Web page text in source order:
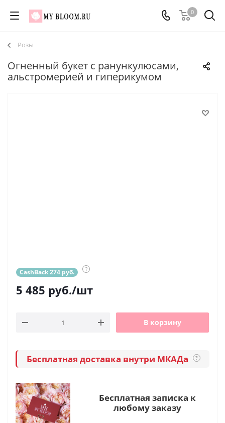
0
Розы
Огненный букет с ранункулюсами,
альстромерией и гиперикумом
CashBack 274 руб. ?
5 485 руб./шт
В корзину
Бесплатная доставка внутри МКАДа ?
Бесплатная записка к
любому заказу